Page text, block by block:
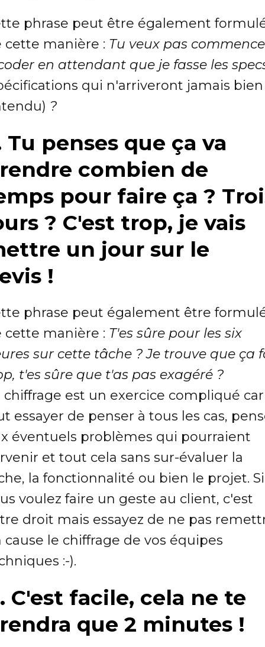
phrase peut être également
cette manière : Tu veux pas
en attendant que je fasse les
qui n'arriveront jamais bien
?
Tu penses que ça va
combien de
pour faire ça ?
? C'est trop, je vais
un jour sur le
!
phrase peut également être
cette manière : T'es sûre pour les six
sur cette tâche ? Je trouve que ça
t'es sûre que t'as pas exagéré ?
chiffrage est un exercice compliqué
essayer de penser à tous les cas,
éventuels problèmes qui pourraient
et tout cela sans sur-évaluer la
la fonctionnalité ou bien le projet. Si
voulez faire un geste au client, c'est
droit mais essayez de ne pas
cause le chiffrage de vos équipes
:-).
C'est facile, cela ne te
que 2 minutes !